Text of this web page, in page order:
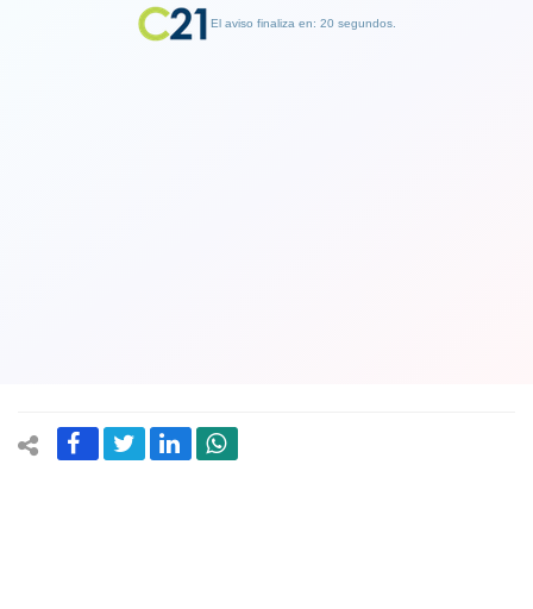
El aviso finaliza en: 19 segundos.